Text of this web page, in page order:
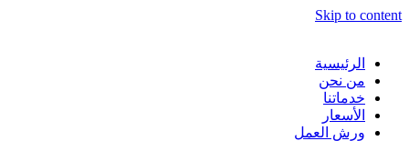
Skip to content
الرئيسية
من نحن
خدماتنا
الأسعار
ورش العمل